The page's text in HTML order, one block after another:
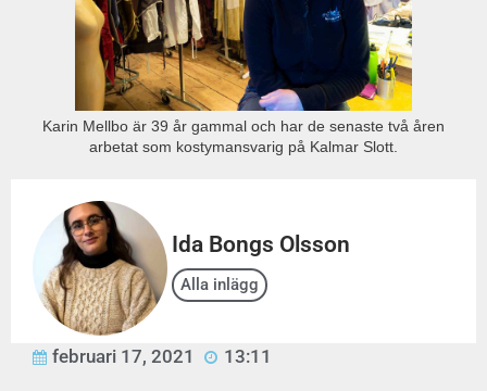
Karin Mellbo är 39 år gammal och har de senaste två åren
arbetat som kostymansvarig på Kalmar Slott.
Ida Bongs Olsson
Alla inlägg
februari 17, 2021 13:11